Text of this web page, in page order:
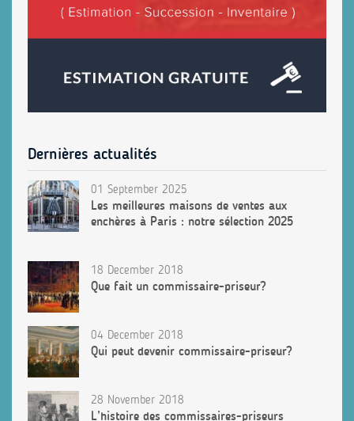
Dernières actualités
01 September 2025
Les meilleures maisons de ventes aux
enchères à Paris : notre sélection 2025
18 December 2018
Que fait un commissaire-priseur?
04 December 2018
Qui peut devenir commissaire-priseur?
28 November 2018
L’histoire des commissaires-priseurs